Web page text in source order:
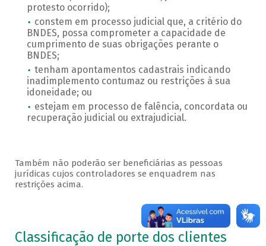
protesto ocorrido);
constem em processo judicial que, a critério do
BNDES, possa comprometer a capacidade de
cumprimento de suas obrigações perante o
BNDES;
tenham apontamentos cadastrais indicando
inadimplemento contumaz ou restrições à sua
idoneidade; ou
estejam em processo de falência, concordata ou
recuperação judicial ou extrajudicial.
Também não poderão ser beneficiárias as pessoas
jurídicas cujos controladores se enquadrem nas
restrições acima.
Classificação de porte dos clientes